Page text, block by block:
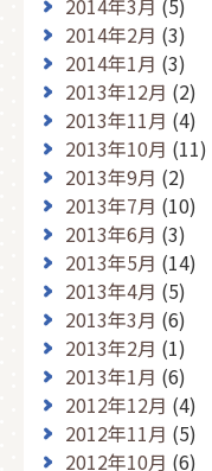
2014年3月 (5)
2014年2月 (3)
2014年1月 (3)
2013年12月 (2)
2013年11月 (4)
2013年10月 (11)
2013年9月 (2)
2013年7月 (10)
2013年6月 (3)
2013年5月 (14)
2013年4月 (5)
2013年3月 (6)
2013年2月 (1)
2013年1月 (6)
2012年12月 (4)
2012年11月 (5)
2012年10月 (6)